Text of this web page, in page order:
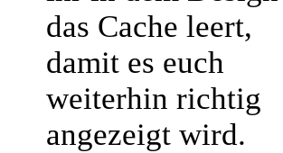
das Cache leert,
damit es euch
weiterhin richtig
angezeigt wird.